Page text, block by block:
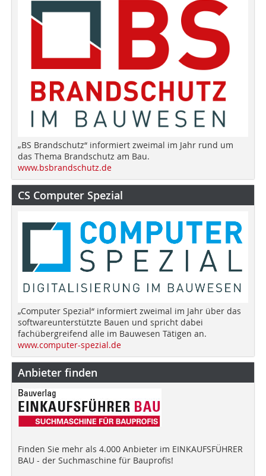
„BS Brandschutz“ informiert zweimal im Jahr rund um
das Thema Brandschutz am Bau.
www.bsbrandschutz.de
CS Computer Spezial
„Computer Spezial“ informiert zweimal im Jahr über das
softwareunterstützte Bauen und spricht dabei
fachübergreifend alle im Bauwesen Tätigen an.
www.computer-spezial.de
Anbieter finden
Finden Sie mehr als 4.000 Anbieter im EINKAUFSFÜHRER
BAU - der Suchmaschine für Bauprofis!